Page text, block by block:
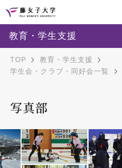
TOP
教育・学生支援
学生会・クラブ・同好会一覧
写真部
教育・学生支援